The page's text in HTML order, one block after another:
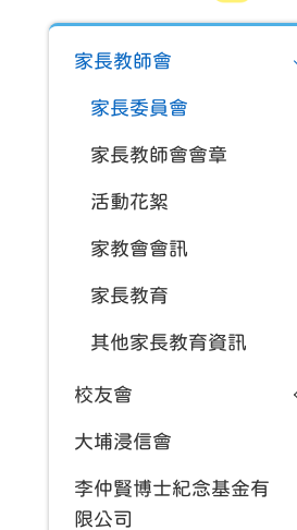
家長教師會
家長委員會
家長教師會會章
活動花絮
家教會會訊
家長教育
其他家長教育資訊
校友會
大埔浸信會
李仲賢博士紀念基金有
限公司